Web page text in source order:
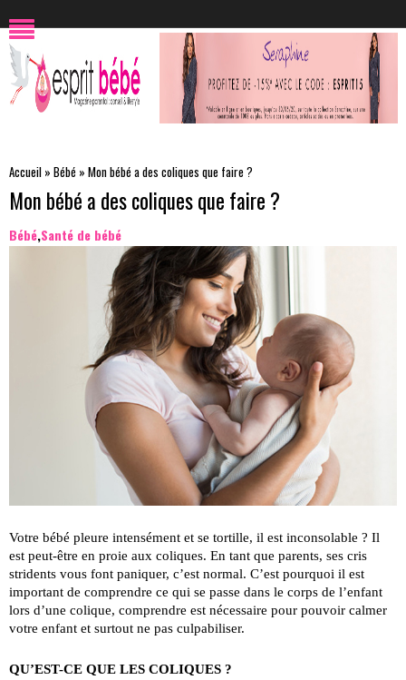
Accueil » Bébé » Mon bébé a des coliques que faire ?
Mon bébé a des coliques que faire ?
Bébé,Santé de bébé
Votre bébé pleure intensément et se tortille, il est inconsolable ? Il
est peut-être en proie aux coliques. En tant que parents, ses cris
stridents vous font paniquer, c’est normal. C’est pourquoi il est
important de comprendre ce qui se passe dans le corps de l’enfant
lors d’une colique, comprendre est nécessaire pour pouvoir calmer
votre enfant et surtout ne pas culpabiliser.
QU’EST-CE QUE LES COLIQUES ?